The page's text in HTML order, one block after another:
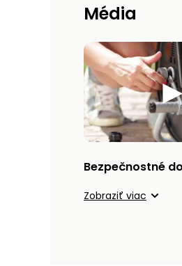
Média
Bezpečnostné
Zobraziť viac